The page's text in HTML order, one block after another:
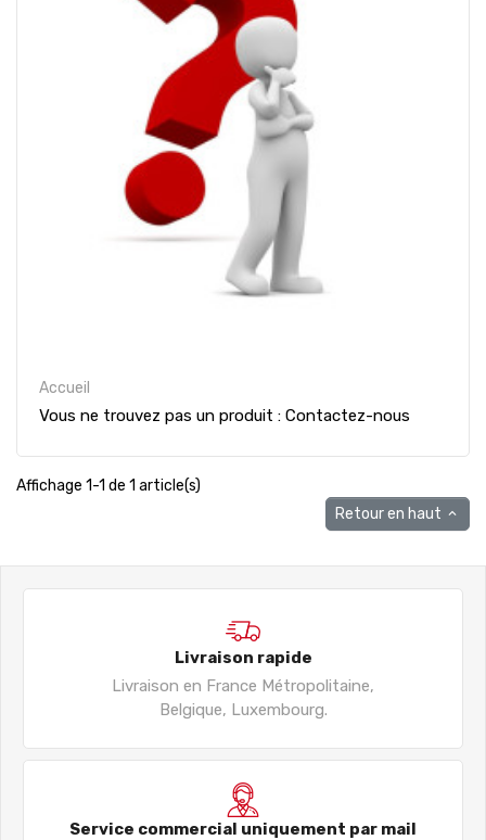
Accueil
Vous ne trouvez pas un produit : Contactez-nous
Affichage 1-1 de 1 article(s)
Retour en haut 
Livraison rapide
Livraison en France Métropolitaine,
Belgique, Luxembourg.
Service commercial uniquement par mail